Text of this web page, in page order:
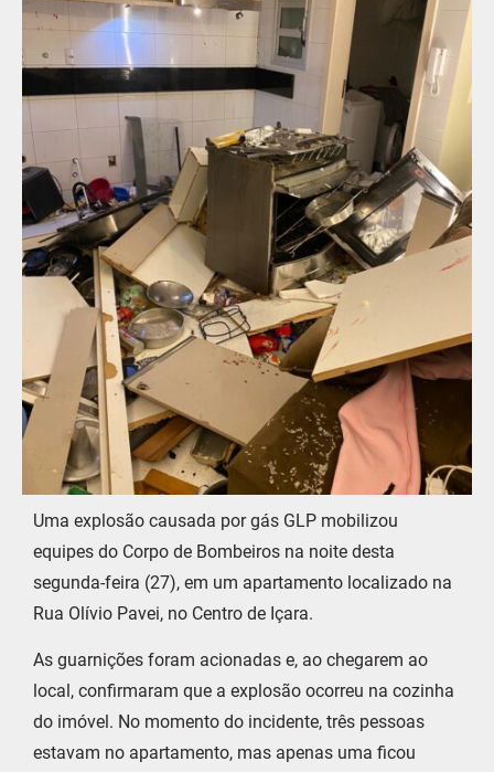
Uma explosão causada por gás GLP mobilizou
equipes do Corpo de Bombeiros na noite desta
segunda-feira (27), em um apartamento localizado na
Rua Olívio Pavei, no Centro de Içara.
As guarnições foram acionadas e, ao chegarem ao
local, confirmaram que a explosão ocorreu na cozinha
do imóvel. No momento do incidente, três pessoas
estavam no apartamento, mas apenas uma ficou